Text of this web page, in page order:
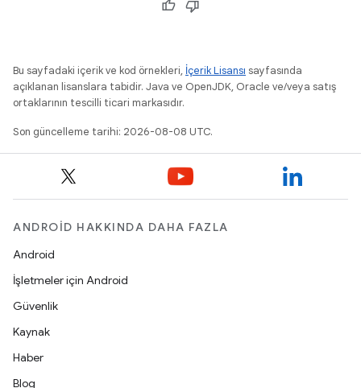
Bu sayfadaki içerik ve kod örnekleri, İçerik Lisansı sayfasında
açıklanan lisanslara tabidir. Java ve OpenJDK, Oracle ve/veya satış
ortaklarının tescilli ticari markasıdır.
Son güncelleme tarihi: 2026-08-08 UTC.
ANDROID HAKKINDA DAHA FAZLA
Android
İşletmeler için Android
Güvenlik
Kaynak
Haber
Blog